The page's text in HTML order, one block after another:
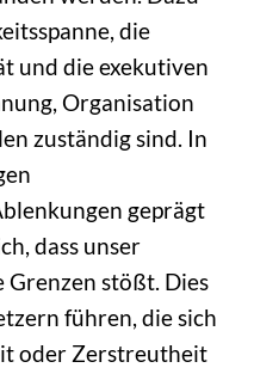
die
und die exekutiven
Organisation
zuständig sind. In
geprägt
dass unser
Grenzen stößt. Dies
führen, die sich
oder Zerstreutheit